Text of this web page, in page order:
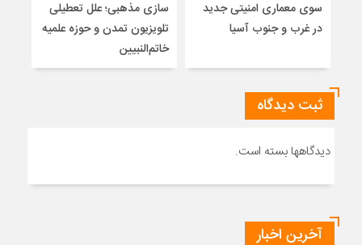
سوی معماری امنیتی جدید
در غرب و جنوب آسیا
سازی مذهبی؛ علل تعطیلی
تلویزیون تمدن و حوزه علمیه
خاتم‌النبیین
ثبت دیدگاه
دیدگاهها بسته است.
آخرین اخبار